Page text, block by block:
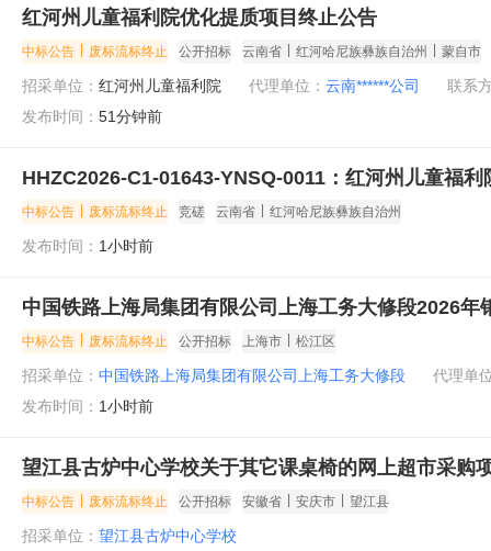
红河州儿童福利院优化提质项目终止公告
中标公告 废标流标终止 公开招标 云南省 红河哈尼族彝族自治州 蒙自市
招采单位： 红河州儿童福利院 代理单位： 云南******公司
联系
发布时间： 51分钟前
HHZC2026-C1-01643-YNSQ-0011：红河州儿童福
中标公告 废标流标终止 竞磋 云南省 红河哈尼族彝族自治州
发布时间： 1小时前
中国铁路上海局集团有限公司上海工务大修段2026
中标公告 废标流标终止 公开招标 上海市 松江区
招采单位： 中国铁路上海局集团有限公司上海工务大修段
代理单
发布时间： 1小时前
望江县古炉中心学校关于其它课桌椅的网上超市采购
中标公告 废标流标终止 公开招标 安徽省 安庆市 望江县
招采单位： 望江县古炉中心学校